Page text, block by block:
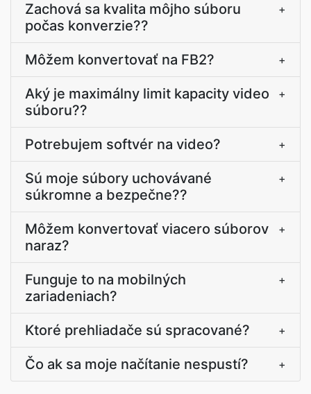
Zachová sa kvalita môjho súboru
počas konverzie??
+
Môžem konvertovať na FB2? +
Aký je maximálny limit kapacity video
súboru??
+
Potrebujem softvér na video? +
Sú moje súbory uchovávané
súkromne a bezpečne??
+
Môžem konvertovať viacero súborov
naraz?
+
Funguje to na mobilných
zariadeniach?
+
Ktoré prehliadače sú spracované? +
Čo ak sa moje načítanie nespustí? +